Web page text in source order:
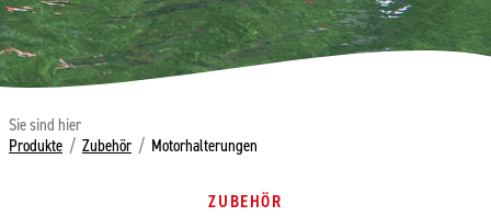
Sie sind hier
Produkte / Zubehör / Motorhalterungen
ZUBEHÖR